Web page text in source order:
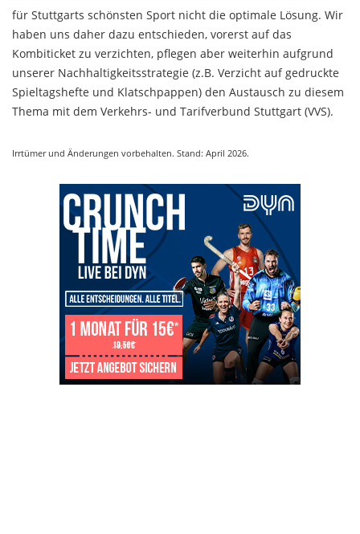
für Stuttgarts schönsten Sport nicht die optimale Lösung. Wir
haben uns daher dazu entschieden, vorerst auf das
Kombiticket zu verzichten, pflegen aber weiterhin aufgrund
unserer Nachhaltigkeitsstrategie (z.B. Verzicht auf gedruckte
Spieltagshefte und Klatschpappen) den Austausch zu diesem
Thema mit dem Verkehrs- und Tarifverbund Stuttgart (VVS).
Irrtümer und Änderungen vorbehalten. Stand: April 2026.